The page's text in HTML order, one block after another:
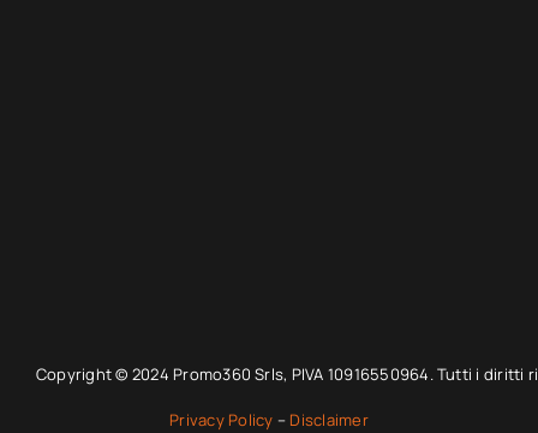
Copyright © 2024 Promo360 Srls, PIVA 10916550964. Tutti i diritti
Privacy Policy – Disclaimer